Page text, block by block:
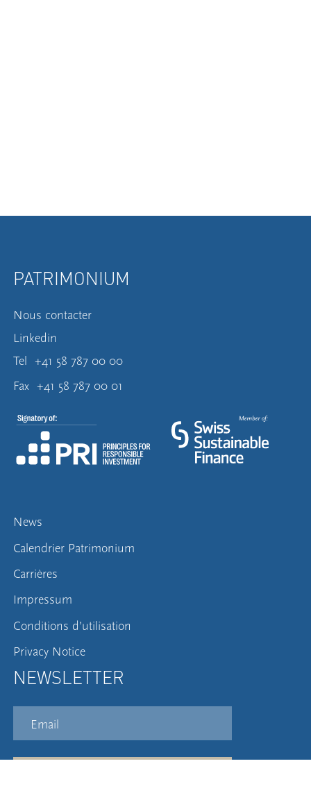
PATRIMONIUM
Nous contacter
Linkedin
Tel +41 58 787 00 00
Fax +41 58 787 00 01
News
Calendrier Patrimonium
Carrières
Impressum
Conditions d’utilisation
Privacy Notice
NEWSLETTER